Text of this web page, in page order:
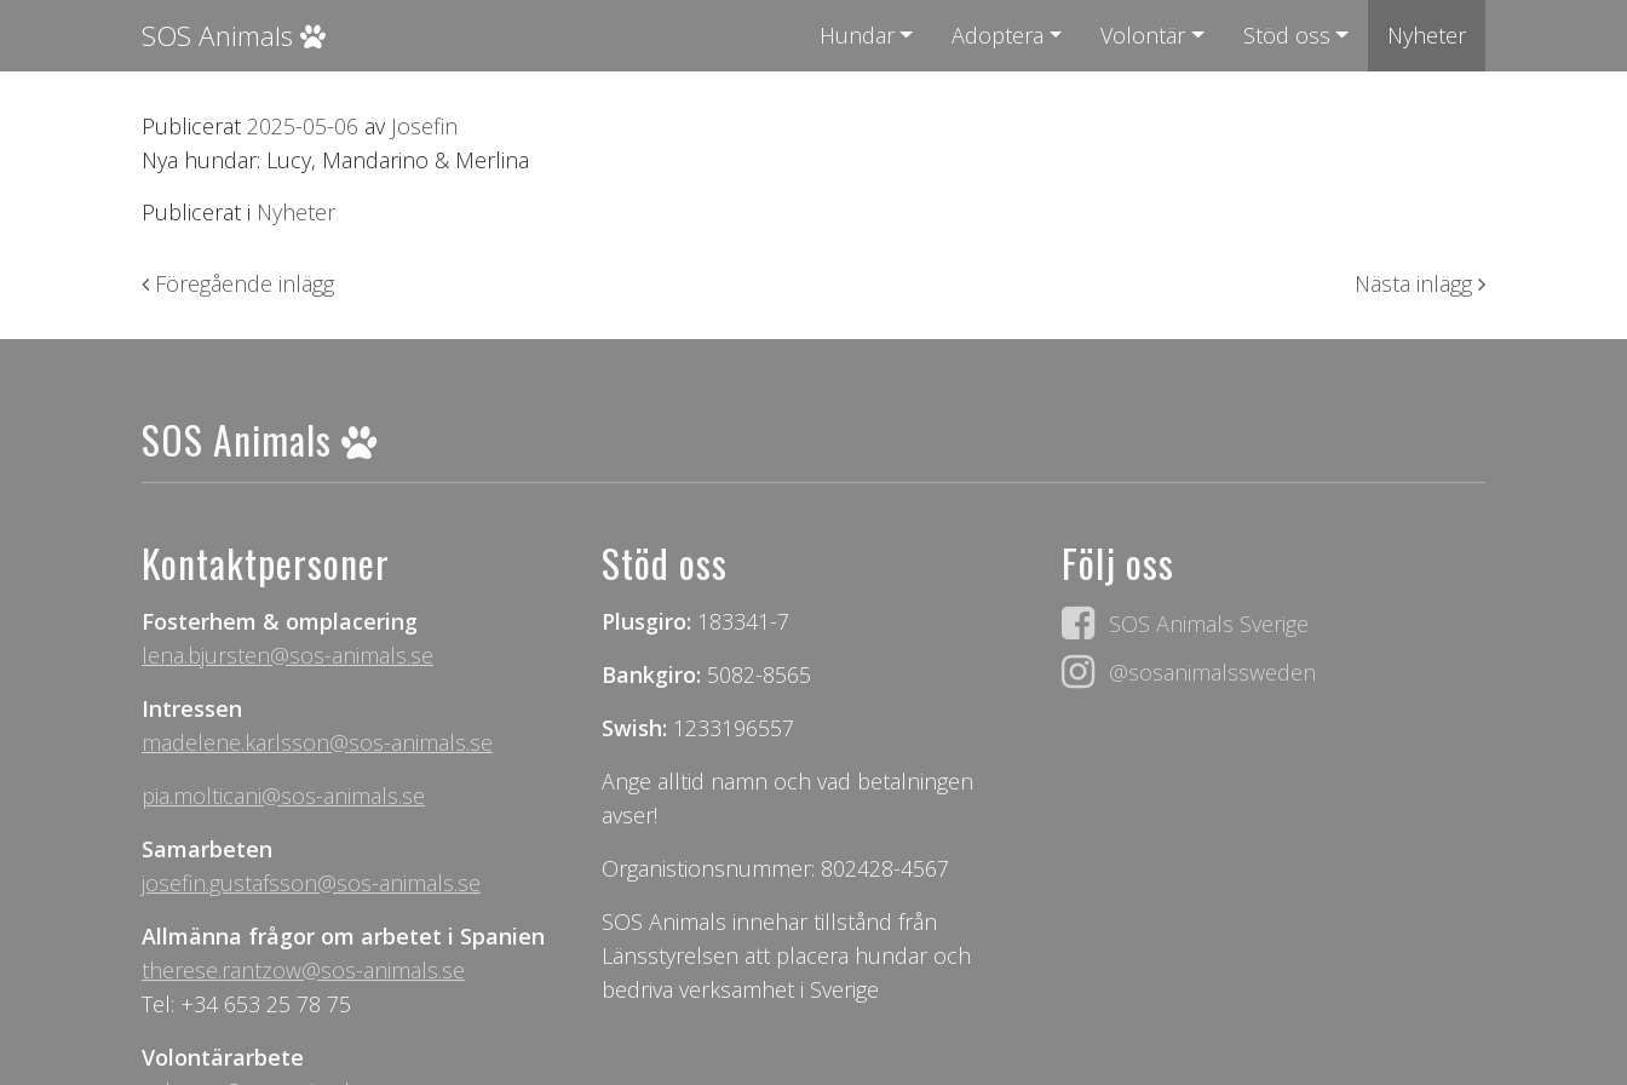
SOS Animals Hundar Adoptera Volontär Stöd oss Nyheter
Publicerat 2025-05-06 av Josefin
Nya hundar: Lucy, Mandarino & Merlina
Publicerat i Nyheter
Inläggsnavigering
Föregående inlägg Nästa inlägg
SOS Animals
Kontaktpersoner
Fosterhem & omplacering
lena.bjursten@sos-animals.se
Intressen
madelene.karlsson@sos-animals.se
pia.molticani@sos-animals.se
Samarbeten
josefin.gustafsson@sos-animals.se
Allmänna frågor om arbetet i Spanien
therese.rantzow@sos-animals.se
Tel: +34 653 25 78 75
Volontärarbete
Stöd oss
Plusgiro: 183341-7
Bankgiro: 5082-8565
Swish: 1233196557
Ange alltid namn och vad betalningen
avser!
Organistionsnummer: 802428-4567
SOS Animals innehar tillstånd från
Länsstyrelsen att placera hundar och
bedriva verksamhet i Sverige
Följ oss
SOS Animals Sverige
@sosanimalssweden